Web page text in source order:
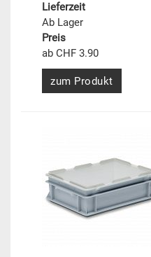
Lieferzeit
Ab Lager
Preis
ab CHF 3.90
zum Produkt